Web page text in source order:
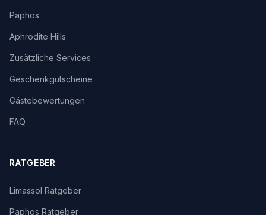
Paphos
Aphrodite Hills
Zusätzliche Services
Geschenkgutscheine
Gästebewertungen
FAQ
RATGEBER
Limassol Ratgeber
Paphos Ratgeber